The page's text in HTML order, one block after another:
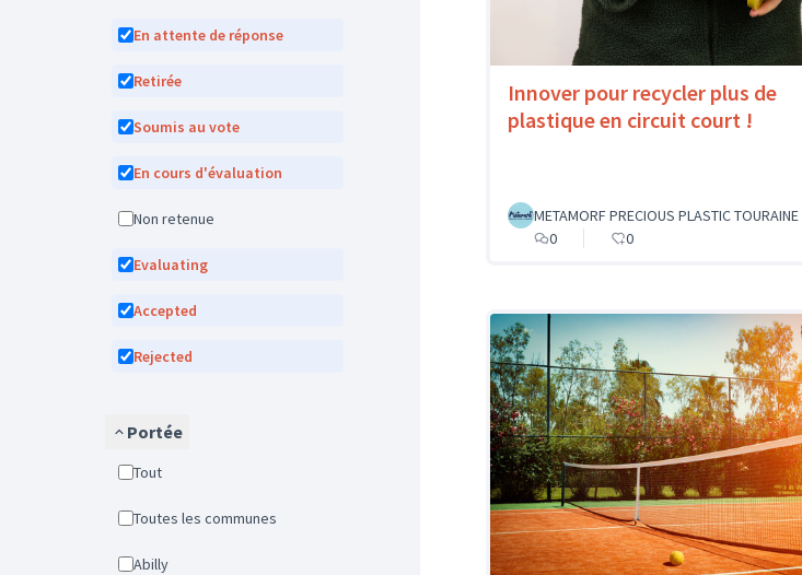
En attente de réponse
Retirée
Soumis au vote
En cours d'évaluation
Non retenue
Evaluating
Accepted
Rejected
Portée
Tout
Toutes les communes
Abilly
Innover pour recycler plus de
plastique en circuit court !
METAMORF PRECIOUS PLASTIC TOURAINE
0
0